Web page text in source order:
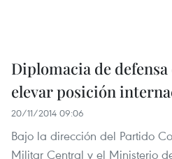
Diplomacia de
elevar posición
20/11/2014 09:06
Bajo la dirección del Partido
Militar Central y el Ministerio